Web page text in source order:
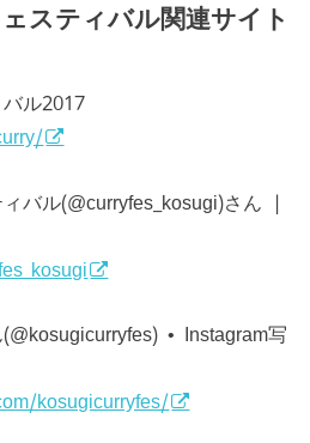
スティバル関連サイト
ル2017
バル(@curryfes_kosugi)さん |
• Instagram写
kosugicurryfes/